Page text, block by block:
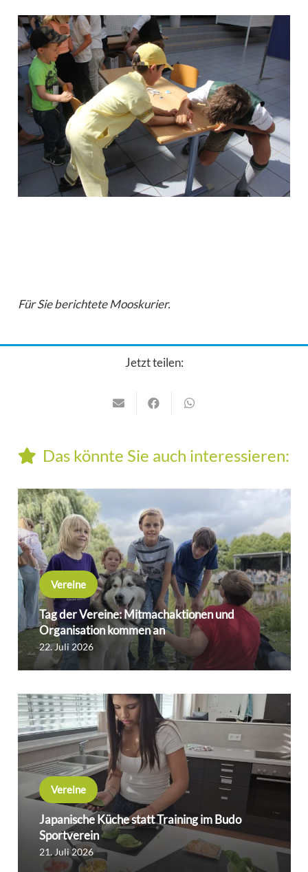
Für Sie berichtete Mooskurier.
Jetzt teilen:
Das könnte Sie auch interessieren:
Vereine
Tag der Vereine: Mitmachaktionen und
Organisation kommen an
22. Juli 2026
Vereine
Japanische Küche statt Training im Budo
Sportverein
21. Juli 2026